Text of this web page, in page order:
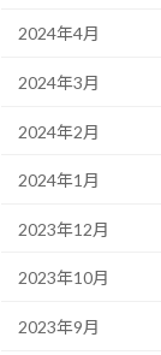
2024年4月
2024年3月
2024年2月
2024年1月
2023年12月
2023年10月
2023年9月